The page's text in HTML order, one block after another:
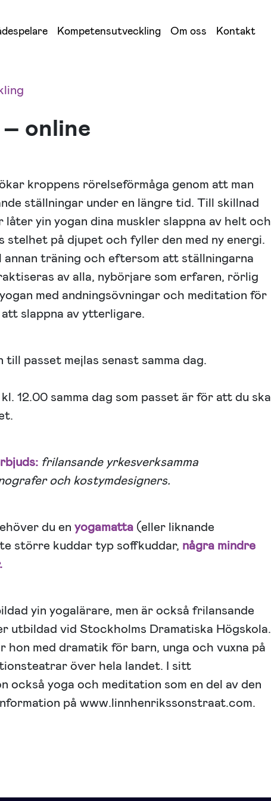
Kompetensutveckling Om oss Kontakt
online
kroppens rörelseförmåga genom att man
ställningar under en längre tid. Till skillnad
yin yogan dina muskler slappna av helt och
stelhet på djupet och fyller den med ny energi.
träning och eftersom att ställningarna
av alla, nybörjare som erfaren, rörlig
med andningsövningar och meditation för
slappna av ytterligare.
till passet mejlas senast samma dag.
12.00 samma dag som passet är för att du ska
frilansande yrkesverksamma
och kostymdesigners.
du en yogamatta (eller liknande
större kuddar typ soffkuddar, några mindre
yin yogalärare, men är också frilansande
utbildad vid Stockholms Dramatiska Högskola.
med dramatik för barn, unga och vuxna på
över hela landet. I sitt
också yoga och meditation som en del av den
på www.linnhenrikssonstraat.com.